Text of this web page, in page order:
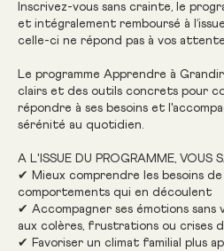
Inscrivez-vous sans crainte, le
et intégralement remboursé à
celle-ci ne répond pas à vos
Le programme Apprendre à
clairs et des outils concrets pour
répondre à ses besoins et
sérénité au quotidien.
A L'ISSUE DU PROGRAMME, VOUS
✔ Mieux comprendre les besoins
comportements qui en découlent
✔ Accompagner ses émotions sans
aux colères, frustrations ou crises
✔ Favoriser un climat familial plus